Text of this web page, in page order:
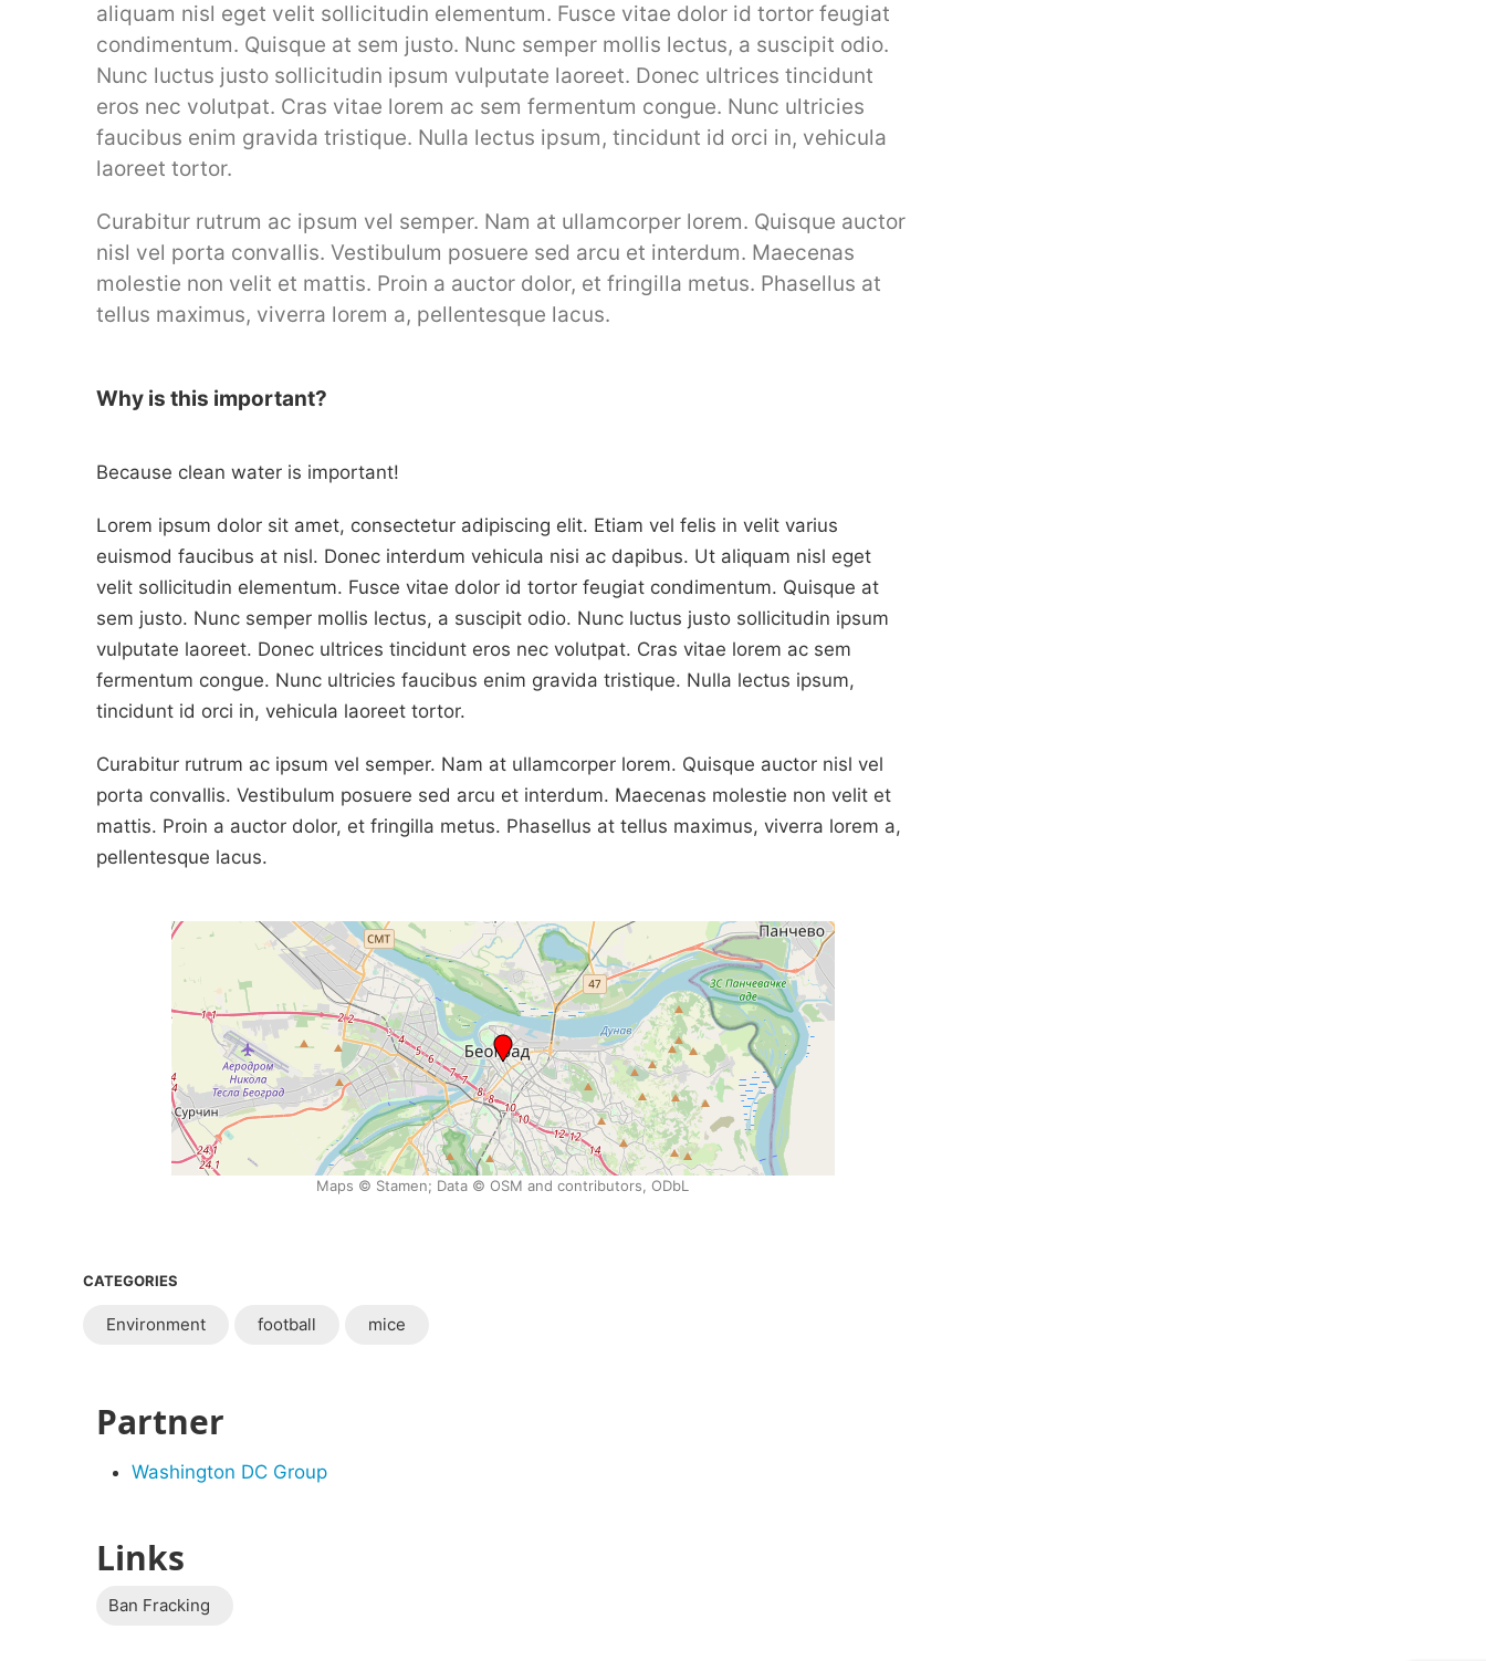
aliquam nisl eget velit sollicitudin elementum. Fusce vitae dolor id tortor feugiat
condimentum. Quisque at sem justo. Nunc semper mollis lectus, a suscipit odio.
Nunc luctus justo sollicitudin ipsum vulputate laoreet. Donec ultrices tincidunt
eros nec volutpat. Cras vitae lorem ac sem fermentum congue. Nunc ultricies
faucibus enim gravida tristique. Nulla lectus ipsum, tincidunt id orci in, vehicula
laoreet tortor.
Curabitur rutrum ac ipsum vel semper. Nam at ullamcorper lorem. Quisque auctor
nisl vel porta convallis. Vestibulum posuere sed arcu et interdum. Maecenas
molestie non velit et mattis. Proin a auctor dolor, et fringilla metus. Phasellus at
tellus maximus, viverra lorem a, pellentesque lacus.
Why is this important?
Because clean water is important!
Lorem ipsum dolor sit amet, consectetur adipiscing elit. Etiam vel felis in velit varius
euismod faucibus at nisl. Donec interdum vehicula nisi ac dapibus. Ut aliquam nisl eget
velit sollicitudin elementum. Fusce vitae dolor id tortor feugiat condimentum. Quisque at
sem justo. Nunc semper mollis lectus, a suscipit odio. Nunc luctus justo sollicitudin ipsum
vulputate laoreet. Donec ultrices tincidunt eros nec volutpat. Cras vitae lorem ac sem
fermentum congue. Nunc ultricies faucibus enim gravida tristique. Nulla lectus ipsum,
tincidunt id orci in, vehicula laoreet tortor.
Curabitur rutrum ac ipsum vel semper. Nam at ullamcorper lorem. Quisque auctor nisl vel
porta convallis. Vestibulum posuere sed arcu et interdum. Maecenas molestie non velit et
mattis. Proin a auctor dolor, et fringilla metus. Phasellus at tellus maximus, viverra lorem a,
pellentesque lacus.
Maps © Stamen; Data © OSM and contributors, ODbL
CATEGORIES
Environment football mice
Partner
Washington DC Group
Links
Ban Fracking